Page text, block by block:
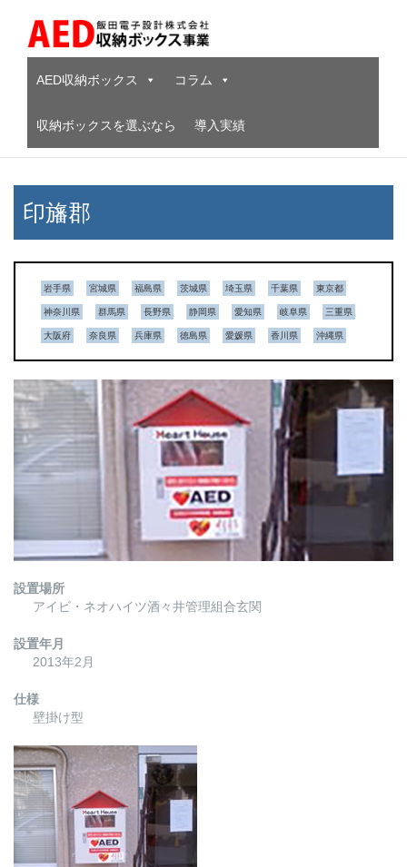
AED収納ボックス
コラム
収納ボックスを選ぶなら 導入実績
印旛郡
岩手県 宮城県 福島県 茨城県 埼玉県 千葉県 東京都
神奈川県 群馬県 長野県 静岡県 愛知県 岐阜県 三重県
大阪府 奈良県 兵庫県 徳島県 愛媛県 香川県 沖縄県
設置場所
アイビ・ネオハイツ酒々井管理組合玄関
設置年月
2013年2月
仕様
壁掛け型